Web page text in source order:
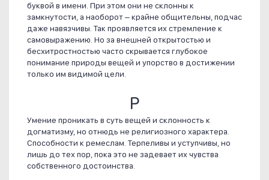
буквой в имени. При этом они не склонны к
замкнутости, а наоборот – крайне общительны, подчас
даже навязчивы. Так проявляется их стремление к
самовыражению. Но за внешней открытостью и
бесхитростностью часто скрывается глубокое
понимание природы вещей и упорство в достижении
только им видимой цели.
Р
Умение проникать в суть вещей и склонность к
догматизму, но отнюдь не религиозного характера.
Способности к ремеслам. Терпеливы и уступчивы, но
лишь до тех пор, пока это не задевает их чувства
собственного достоинства.